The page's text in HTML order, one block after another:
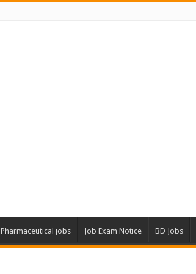
Pharmaceutical jobs Job Exam Notice BD Jobs